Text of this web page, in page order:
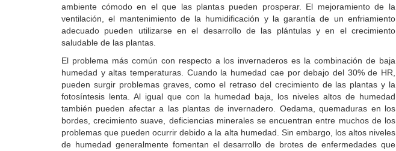
ambiente cómodo en el que las plantas pueden prosperar. El mejoramiento de la
ventilación, el mantenimiento de la humidificación y la garantía de un enfriamiento
adecuado pueden utilizarse en el desarrollo de las plántulas y en el crecimiento
saludable de las plantas.
El problema más común con respecto a los invernaderos es la combinación de baja
humedad y altas temperaturas. Cuando la humedad cae por debajo del 30% de HR,
pueden surgir problemas graves, como el retraso del crecimiento de las plantas y la
fotosíntesis lenta. Al igual que con la humedad baja, los niveles altos de humedad
también pueden afectar a las plantas de invernadero. Oedama, quemaduras en los
bordes, crecimiento suave, deficiencias minerales se encuentran entre muchos de los
problemas que pueden ocurrir debido a la alta humedad. Sin embargo, los altos niveles
de humedad generalmente fomentan el desarrollo de brotes de enfermedades que